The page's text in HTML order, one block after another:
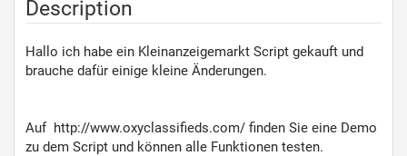
Description
Hallo ich habe ein Kleinanzeigemarkt Script gekauft und
brauche dafür einige kleine Änderungen.
Auf http://www.oxyclassifieds.com/ finden Sie eine Demo
zu dem Script und können alle Funktionen testen.